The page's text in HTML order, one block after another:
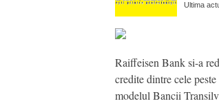
Ultima
Raiffeisen Bank si-a
credite dintre cele
modelul Bancii